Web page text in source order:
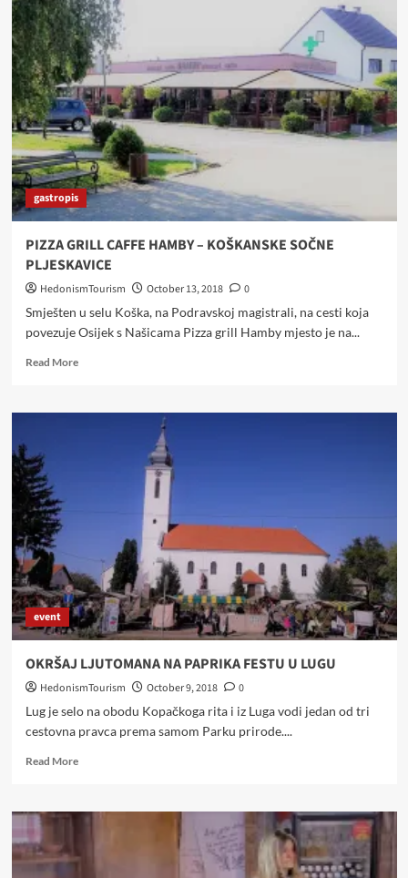
KUĆA
LUKAČ
–
GASTRO
OAZA
PODNO
VINORODNIH
OBRONAKA
PAPUKA
gastropis
PIZZA GRILL CAFFE HAMBY – KOŠKANSKE SOČNE
PLJESKAVICE
HedonismTourism October 13, 2018
0
Smješten u selu Koška, na Podravskoj magistrali, na cesti koja
povezuje Osijek s Našicama Pizza grill Hamby mjesto je na...
Read MoreRead
PIZZA
event
OKRŠAJ LJUTOMANA NA PAPRIKA FESTU U LUGU
HedonismTourism October 9, 2018
0
Lug je selo na obodu Kopačkoga rita i iz Luga vodi jedan od tri
cestovna pravca prema samom Parku prirode....
Read MoreRead
OKRŠAJ
PAPRIKA